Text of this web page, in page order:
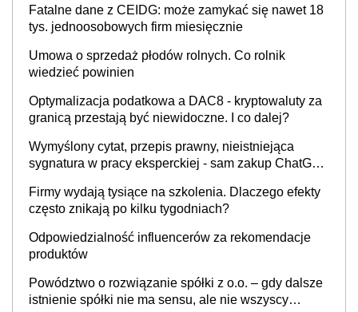
Fatalne dane z CEIDG: może zamykać się nawet 18
tys. jednoosobowych firm miesięcznie
Umowa o sprzedaż płodów rolnych. Co rolnik
wiedzieć powinien
Optymalizacja podatkowa a DAC8 - kryptowaluty za
granicą przestają być niewidoczne. I co dalej?
Wymyślony cytat, przepis prawny, nieistniejąca
sygnatura w pracy eksperckiej - sam zakup ChatGPT
Firmy wydają tysiące na szkolenia. Dlaczego efekty
często znikają po kilku tygodniach?
Odpowiedzialność influencerów za rekomendacje
produktów
Powództwo o rozwiązanie spółki z o.o. – gdy dalsze
istnienie spółki nie ma sensu, ale nie wszyscy